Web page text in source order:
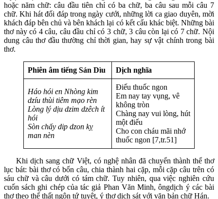
hoặc năm chữ: câu đầu tiên chỉ có ba chữ, ba câu sau mỗi câu 7
chữ. Khi hát đối đáp trong ngày cưới, những lời ca giao duyên, mời
khách đáp bên chủ và bên khách lại có kết cấu khác biệt. Những bài
thơ này có 4 câu, câu đầu chỉ có 3 chữ, 3 câu còn lại có 7 chữ. Nội
dung câu thơ đầu thường chỉ thời gian, hay sự vật chính trong bài
thơ.
Phiên âm tiếng Sán Dìu Dịch nghĩa
Háo hói en Nhòng kim
dzíu thùi tiêm mạo rèn
Lòng lý dịu dzim dzêch ít
hói
Sòn chấy dip dzon kỵ
man nèn
Điếu thuốc ngon
Em nay tay vụng, vê
không tròn
Chàng nay vui lòng, hút
một điếu
Cho con cháu mãi nhớ
thuốc ngon [7,tr.51]
Khi dịch sang chữ Việt, có nghệ nhân đã chuyển thành thể thơ
lục bát: bài thơ có bốn câu, chia thành hai cặp, mỗi cặp câu trên có
sáu chữ và câu dưới có tám chữ. Tuy nhiên, qua việc nghiên cứu
cuốn sách ghi chép của tác giả Phan Văn Minh, ôngdịch ý các bài
thơ theo thể thất ngôn tứ tuyệt, ý thơ dịch sát với văn bản chữ Hán.